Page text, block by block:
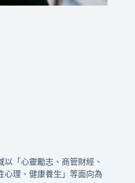
「心靈勵志、商管財經、
心理、健康養生」等面向為